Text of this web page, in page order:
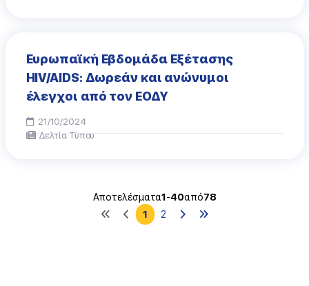
Ευρωπαϊκή Εβδομάδα Εξέτασης
HIV/AIDS: Δωρεάν και ανώνυμοι
έλεγχοι από τον ΕΟΔΥ
21/10/2024
Δελτία Τύπου
Αποτελέσματα1-40από78
1
2